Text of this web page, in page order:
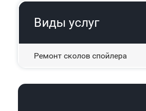
Виды услуг
Ремонт сколов спойлера